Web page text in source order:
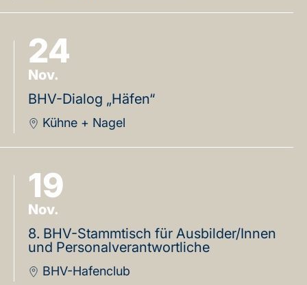
24
Nov.
BHV-Dialog „Häfen“
Kühne + Nagel
19
Nov.
8. BHV-Stammtisch für Ausbilder/Innen
und Personalverantwortliche
BHV-Hafenclub